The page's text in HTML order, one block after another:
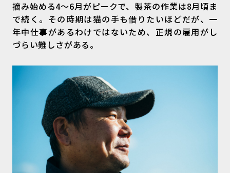
摘み始める4〜6月がピークで、製茶の作業は8月頃ま
で続く。その時期は猫の手も借りたいほどだが、一
年中仕事があるわけではないため、正規の雇用がし
づらい難しさがある。